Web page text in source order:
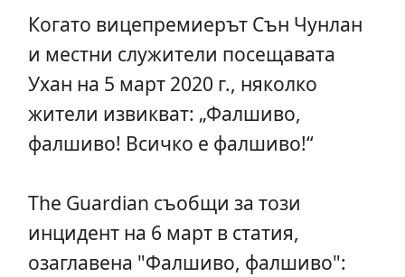
Когато вицепремиерът Сън Чунлан
и местни служители посещавата
Ухан на 5 март 2020 г., няколко
жители извикват: „Фалшиво,
фалшиво! Всичко е фалшиво!“
The Guardian съобщи за този
инцидент на 6 март в статия,
озаглавена "Фалшиво, фалшиво":